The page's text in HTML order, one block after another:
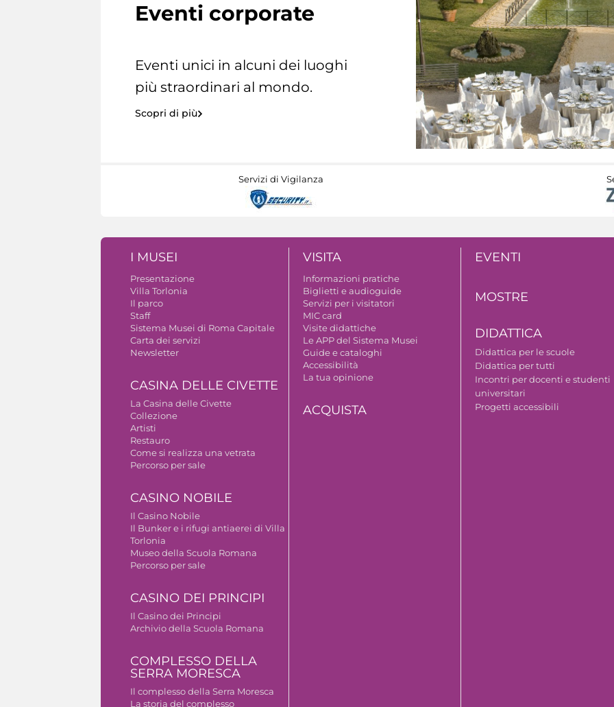
Eventi corporate
Eventi unici in alcuni dei luoghi
più straordinari al mondo.
Scopri di più
Servizi di Vigilanza
I MUSEI
Presentazione
Villa Torlonia
Il parco
Staff
Sistema Musei di Roma Capitale
Carta dei servizi
Newsletter
CASINA DELLE CIVETTE
La Casina delle Civette
Collezione
Artisti
Restauro
Come si realizza una vetrata
Percorso per sale
CASINO NOBILE
Il Casino Nobile
Il Bunker e i rifugi antiaerei di Villa
Torlonia
Museo della Scuola Romana
Percorso per sale
CASINO DEI PRINCIPI
Il Casino dei Principi
Archivio della Scuola Romana
COMPLESSO DELLA
SERRA MORESCA
Il complesso della Serra Moresca
La storia del complesso
VISITA
Informazioni pratiche
Biglietti e audioguide
Servizi per i visitatori
MIC card
Visite didattiche
Le APP del Sistema Musei
Guide e cataloghi
Accessibilità
La tua opinione
ACQUISTA
EVENTI
MOSTRE
DIDATTICA
Didattica per le scuole
Didattica per tutti
Incontri per docenti e studenti
universitari
Progetti accessibili